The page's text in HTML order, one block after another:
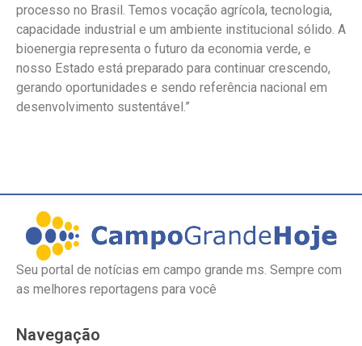
processo no Brasil. Temos vocação agrícola, tecnologia,
capacidade industrial e um ambiente institucional sólido. A
bioenergia representa o futuro da economia verde, e
nosso Estado está preparado para continuar crescendo,
gerando oportunidades e sendo referência nacional em
desenvolvimento sustentável.”
Seu portal de notícias em campo grande ms. Sempre com
as melhores reportagens para você
Navegação